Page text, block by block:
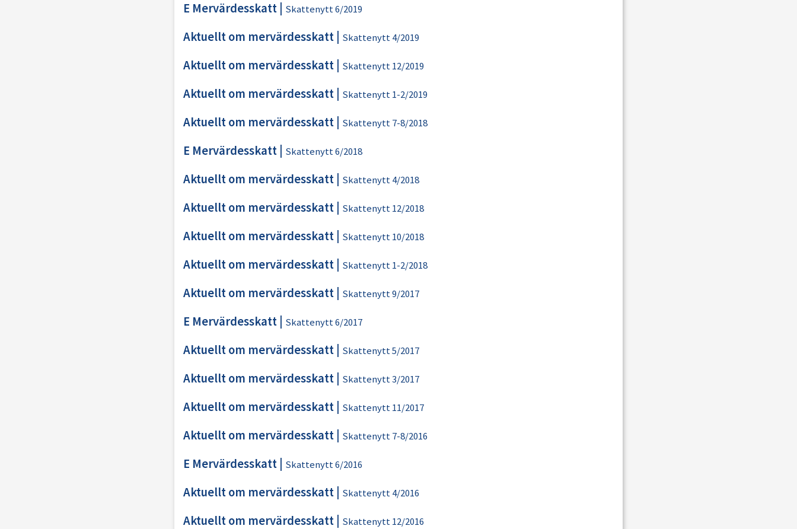
E Mervärdesskatt| Skattenytt 6/2019
Aktuellt om mervärdesskatt| Skattenytt 4/2019
Aktuellt om mervärdesskatt| Skattenytt 12/2019
Aktuellt om mervärdesskatt| Skattenytt 1-2/2019
Aktuellt om mervärdesskatt| Skattenytt 7-8/2018
E Mervärdesskatt| Skattenytt 6/2018
Aktuellt om mervärdesskatt| Skattenytt 4/2018
Aktuellt om mervärdesskatt| Skattenytt 12/2018
Aktuellt om mervärdesskatt| Skattenytt 10/2018
Aktuellt om mervärdesskatt| Skattenytt 1-2/2018
Aktuellt om mervärdesskatt| Skattenytt 9/2017
E Mervärdesskatt| Skattenytt 6/2017
Aktuellt om mervärdesskatt| Skattenytt 5/2017
Aktuellt om mervärdesskatt| Skattenytt 3/2017
Aktuellt om mervärdesskatt| Skattenytt 11/2017
Aktuellt om mervärdesskatt| Skattenytt 7-8/2016
E Mervärdesskatt| Skattenytt 6/2016
Aktuellt om mervärdesskatt| Skattenytt 4/2016
Aktuellt om mervärdesskatt| Skattenytt 12/2016